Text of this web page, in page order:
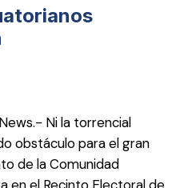
News.- Ni la torrencial
obstáculo para el gran
de la Comunidad